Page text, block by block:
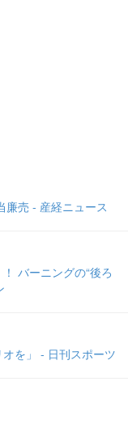
廉売 - 産経ニュース
バーニングの“後ろ
を」 - 日刊スポーツ